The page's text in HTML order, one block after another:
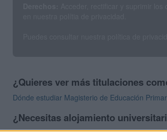
¿Quieres ver más titulaciones
Dónde estudiar Magisterio de Educación
¿Necesitas alojamiento
>> Residencias de estudiantes y colegios